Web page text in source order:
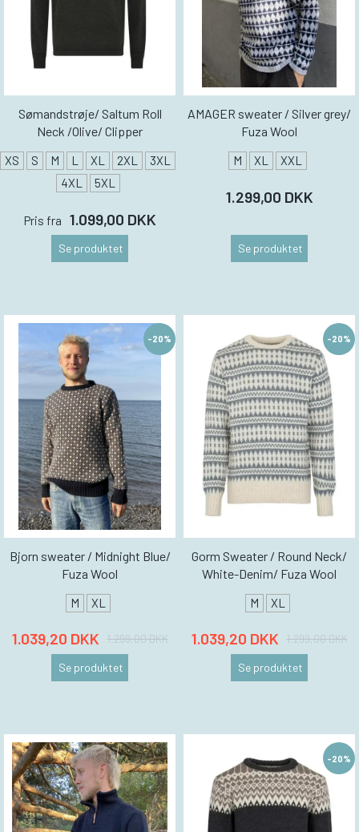
Sømandstrøje/ Saltum Roll
Neck /Olive/ Clipper
XS S M L XL 2XL
3XL
4XL
5XL
Pris fra 1.099,00 DKK
Se produktet
AMAGER sweater / Silver grey/
Fuza Wool
M XL XXL
1.299,00 DKK
Se produktet
-20%
Bjorn sweater / Midnight Blue/
Fuza Wool
M XL
1.039,20 DKK 1.299,00 DKK
Se produktet
-20%
Gorm Sweater / Round Neck/
White-Denim/ Fuza Wool
M XL
1.039,20 DKK 1.299,00 DKK
Se produktet
-20%